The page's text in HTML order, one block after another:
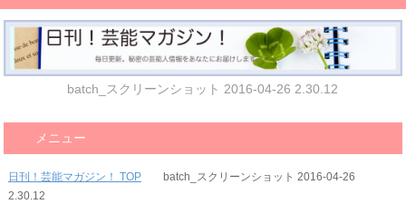
batch_スクリーンショット 2016-04-26 2.30.12
メニュー
日刊！芸能マガジン！ TOP
batch_スクリーンショット 2016-04-26
2.30.12